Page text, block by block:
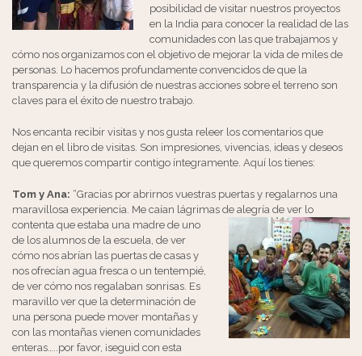
posibilidad de visitar nuestros proyectos
en la India para conocer la realidad de las
comunidades con las que trabajamos y
cómo nos organizamos con el objetivo de mejorar la vida de miles de
personas. Lo hacemos profundamente convencidos de que la
transparencia y la difusión de nuestras acciones sobre el terreno son
claves para el éxito de nuestro trabajo.
Nos encanta recibir visitas y nos gusta releer los comentarios que
dejan en el libro de visitas. Son impresiones, vivencias, ideas y deseos
que queremos compartir contigo íntegramente. Aquí los tienes:
Tom y Ana: “Gracias por abrirnos vuestras puertas y regalarnos una
maravillosa experiencia. Me caían lágrimas de alegría de ver lo
contenta que estaba una madre de uno
de los alumnos de la escuela, de ver
cómo nos abrían las puertas de casas y
nos ofrecían agua fresca o un tentempié,
de ver cómo nos regalaban sonrisas. Es
maravillo ver que la determinación de
una persona puede mover montañas y
con las montañas vienen comunidades
enteras…..por favor, ¡seguid con esta